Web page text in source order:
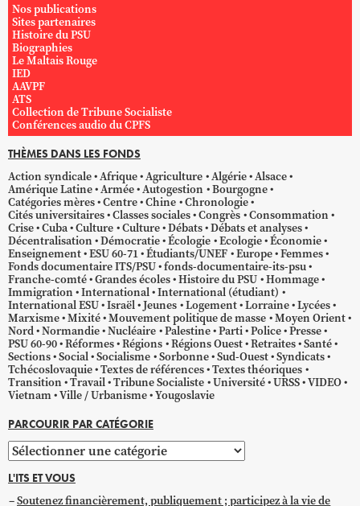
Nos publications
Sites partenaires
Histoire du PSU
Biographies
Le Maltais Rouge
IED
AAVPF
ATS
Collection de Tribune Socialiste
Conférences audio du CPFS
THÈMES DANS LES FONDS
Action syndicale Afrique Agriculture Algérie Alsace
Amérique Latine Armée Autogestion
Bourgogne
Catégories mères Centre Chine Chronologie
Cités universitaires Classes sociales Congrès Consommation
Crise Cuba Culture Culture Débats Débats et analyses
Décentralisation Démocratie Écologie Ecologie Économie
Enseignement ESU 60-71 Étudiants/UNEF Europe Femmes
Fonds documentaire ITS/PSU fonds-documentaire-its-psu
Franche-comté Grandes écoles Histoire du PSU Hommage
Immigration International International (étudiant)
International ESU Israël Jeunes Logement Lorraine Lycées
Marxisme Mixité Mouvement politique de masse Moyen Orient
Nord Normandie Nucléaire Palestine Parti Police Presse
PSU 60-90 Réformes Régions Régions Ouest Retraites Santé
Sections Social Socialisme Sorbonne Sud-Ouest Syndicats
Tchécoslovaquie Textes de références Textes théoriques
Transition Travail Tribune Socialiste Université URSS VIDEO
Vietnam Ville / Urbanisme Yougoslavie
PARCOURIR PAR CATÉGORIE
Parcourir
par
catégorie
L'ITS ET VOUS
Soutenez financièrement, publiquement ; participez à la vie de